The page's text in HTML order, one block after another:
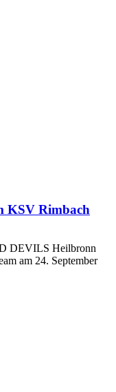
KSV Rimbach
DEVILS Heilbronn
am 24. September